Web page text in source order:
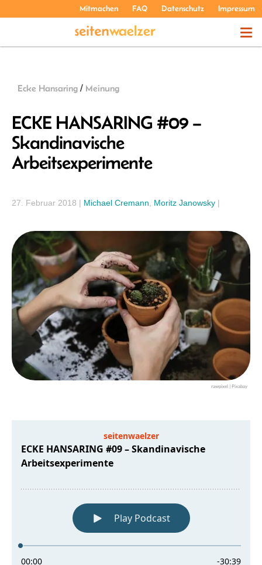
Mitmachen FAQ Datenschutz Impressum
ÜBER UNS
Ecke Hansaring / Meinung
ECKE HANSARING #09 –
Skandinavische
Arbeitsexperimente
27. Februar 2018 | Michael Cremann Moritz Janowsky |
rawpixel | Pixabay